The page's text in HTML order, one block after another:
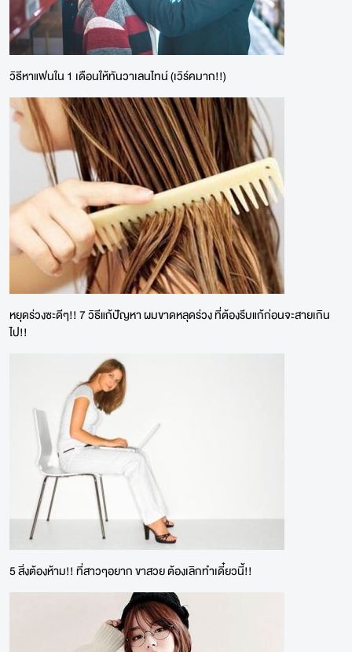
วิธีหาแฟนใน 1 เดือนให้ทันวาเลนไทน์ (เวิร์คมาก!!)
หยุดร่วงซะดีๆ!! 7 วิธีแก้ปัญหา ผมขาดหลุดร่วง ที่ต้องรีบแก้ก่อนจะสายเกิน
ไป!!
5 สิ่งต้องห้าม!! ที่สาวๆอยาก ขาสวย ต้องเลิกทำเดี๋ยวนี้!!